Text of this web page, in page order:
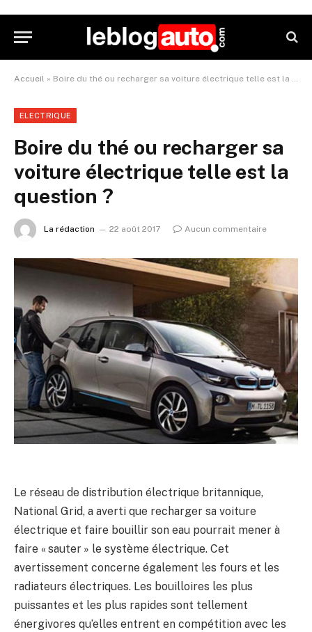
Accueil » Boire du thé ou recharger sa voiture électrique telle est la question ?
ELECTRIQUE
Boire du thé ou recharger sa
voiture électrique telle est la
question ?
La rédaction 22 août 2017 Aucun commentaire
Le réseau de distribution électrique britannique,
National Grid, a averti que recharger sa voiture
électrique et faire bouillir son eau pourrait mener à
faire « sauter » le système électrique. Cet
avertissement concerne également les fours et les
radiateurs électriques. Les bouilloires les plus
puissantes et les plus rapides sont tellement
énergivores qu’elles entrent en compétition avec les